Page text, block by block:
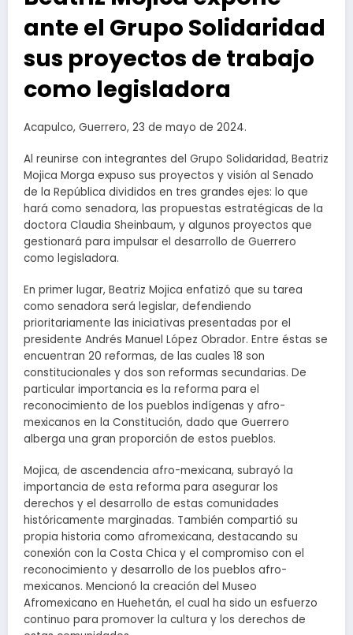
ante el Grupo Solidaridad
sus proyectos de trabajo
como legisladora
Acapulco, Guerrero, 23 de mayo de 2024.
Al reunirse con integrantes del Grupo Solidaridad, Beatriz
Mojica Morga expuso sus proyectos y visión al Senado
de la República divididos en tres grandes ejes: lo que
hará como senadora, las propuestas estratégicas de la
doctora Claudia Sheinbaum, y algunos proyectos que
gestionará para impulsar el desarrollo de Guerrero
como legisladora.
En primer lugar, Beatriz Mojica enfatizó que su tarea
como senadora será legislar, defendiendo
prioritariamente las iniciativas presentadas por el
presidente Andrés Manuel López Obrador. Entre éstas se
encuentran 20 reformas, de las cuales 18 son
constitucionales y dos son reformas secundarias. De
particular importancia es la reforma para el
reconocimiento de los pueblos indígenas y afro-
mexicanos en la Constitución, dado que Guerrero
alberga una gran proporción de estos pueblos.
Mojica, de ascendencia afro-mexicana, subrayó la
importancia de esta reforma para asegurar los
derechos y el desarrollo de estas comunidades
históricamente marginadas. También compartió su
propia historia como afromexicana, destacando su
conexión con la Costa Chica y el compromiso con el
reconocimiento y desarrollo de los pueblos afro-
mexicanos. Mencionó la creación del Museo
Afromexicano en Huehetán, el cual ha sido un esfuerzo
continuo para promover la cultura y los derechos de